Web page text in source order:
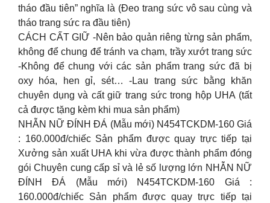
tháo đầu tiên” nghĩa là (Đeo trang sức vô sau cùng và
tháo trang sức ra đầu tiên)
CÁCH CẤT GIỮ -Nên bảo quản riêng từng sản phẩm,
không để chung để tránh va chạm, trầy xướt trang sức
-Không để chung với các sản phẩm trang sức đã bị
oxy hóa, hen gỉ, sét… -Lau trang sức bằng khăn
chuyên dụng và cất giữ trang sức trong hộp UHA (tất
cả được tặng kèm khi mua sản phẩm)
NHẪN NỮ ĐÍNH ĐÁ (Mẫu mới) N454TCKDM-160 Giá
: 160.000đ/chiếc Sản phẩm được quay trực tiếp tại
Xưởng sản xuất UHA khi vừa được thành phẩm đóng
gói Chuyên cung cấp sỉ và lẻ số lượng lớn NHẪN NỮ
ĐÍNH ĐÁ (Mẫu mới) N454TCKDM-160 Giá :
160.000đ/chiếc Sản phẩm được quay trực tiếp tại